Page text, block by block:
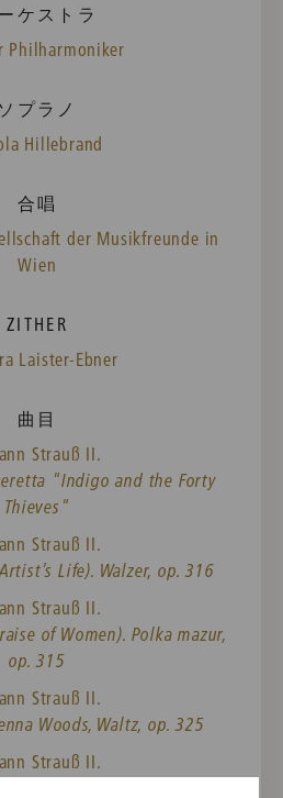
ケストラ
Philharmoniker
ソプラノ
Hillebrand
合唱
der Musikfreunde in
Wien
ZITHER
Laister-Ebner
曲目
Strauß II.
"Indigo and the Forty
Thieves"
Strauß II.
Life). Walzer, op. 316
Strauß II.
of Women). Polka mazur,
op. 315
Strauß II.
Woods, Waltz, op. 325
Strauß II.